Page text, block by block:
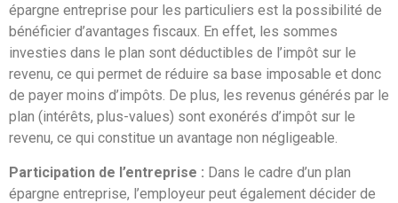
épargne entreprise pour les particuliers est la possibilité de
bénéficier d’avantages fiscaux. En effet, les sommes
investies dans le plan sont déductibles de l’impôt sur le
revenu, ce qui permet de réduire sa base imposable et donc
de payer moins d’impôts. De plus, les revenus générés par le
plan (intérêts, plus-values) sont exonérés d’impôt sur le
revenu, ce qui constitue un avantage non négligeable.
Participation de l’entreprise : Dans le cadre d’un plan
épargne entreprise, l’employeur peut également décider de